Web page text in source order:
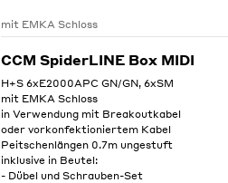
mit EMKA Schloss
CCM SpiderLINE Box MIDI
H+S 6xE2000APC GN/GN, 6xSM
mit EMKA Schloss
in Verwendung mit Breakoutkabel
oder vorkonfektioniertem Kabel
Peitschenlängen 0.7m ungestuft
inklusive in Beutel:
- Dübel und Schrauben-Set